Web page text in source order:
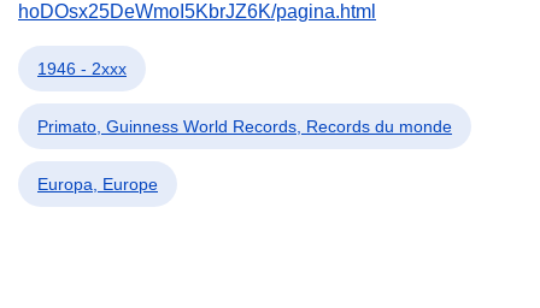
hoDOsx25DeWmoI5KbrJZ6K/pagina.html
1946 - 2xxx
Primato, Guinness World Records, Records du monde
Europa, Europe